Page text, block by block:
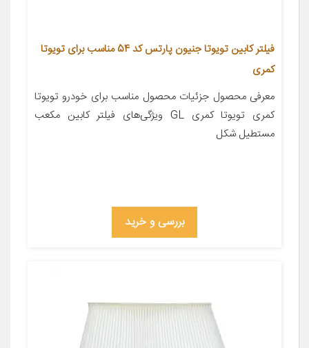
فیلتر کابین تویوتا جنیون پارتس کد 54 مناسب برای تویوتا
کمری
معرفی محصول جزئیات محصول مناسب برای خودرو تویوتا
کمری تویوتا کمری GL ویژگی‌های فیلتر کابین مکعب
مستطیل شکل
بررسی و خرید